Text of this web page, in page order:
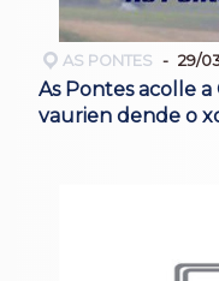
AS PONTES 29/
As Pontes acolle a
vaurien dende o